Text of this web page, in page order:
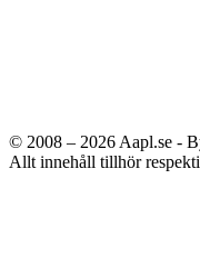
© 2008 – 2026 Aapl.se -
Allt innehåll tillhör